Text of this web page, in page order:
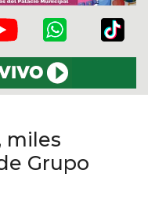
miles
Grupo